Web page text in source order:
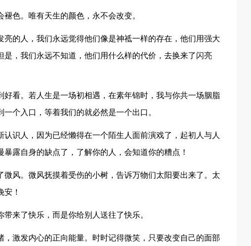
色。唯有天生的颜色，永不会改变。
亮的人，我们永远觉得他们像是神祗一样的存在，他们用强大
，我们永远不知道，他们用什么样的代价，去换来了闪亮
好看。若人生是一场初相遇，在素年锦时，我与你共一场胭脂
个入口，等着我们的就必然是一个出口。
认识人，因为已经懒得在一个陌生人面前演戏了，起初人与人
露自身的缺点了，了解你的人，会知道你的糟点！
微风。微风抚摸着受伤的小树，告诉万物们太阳要出来了。太
！
来了快乐，而是你给别人送往了快乐。
，激发内心的正向能量。时时记得微笑，只要改变自己的面部